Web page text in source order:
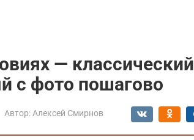
— классический
с фото пошагово
Автор: Алексей Смирнов